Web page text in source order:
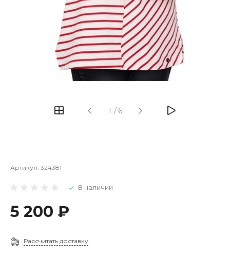
1 / 6
Артикул: 324381
В наличии
5 200 ₽
Рассчитать доставку